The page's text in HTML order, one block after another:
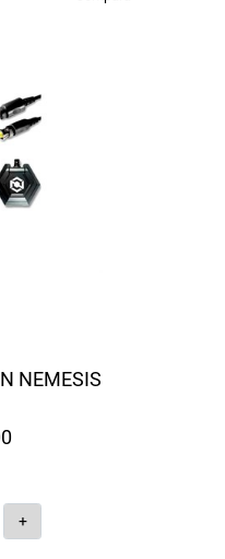
NEMESIS